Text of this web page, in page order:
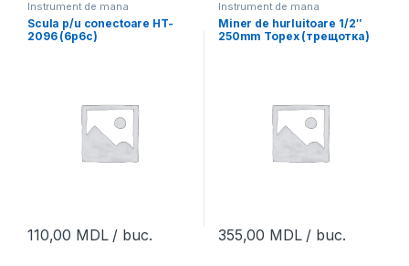
Instrument de mana
Scula p/u conectoare HT-
2096 (6p6c)
110,00 MDL/ buc.
Instrument de mana
Miner de hurluitoare 1/2″
250mm Topex (трещотка)
355,00 MDL/ buc.